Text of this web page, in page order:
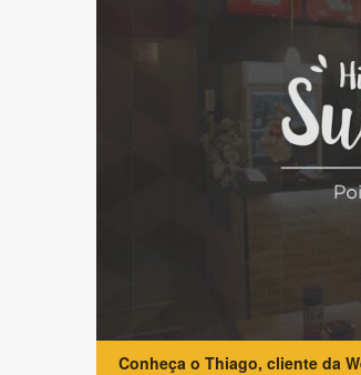
Conheça o Thiago, cliente da